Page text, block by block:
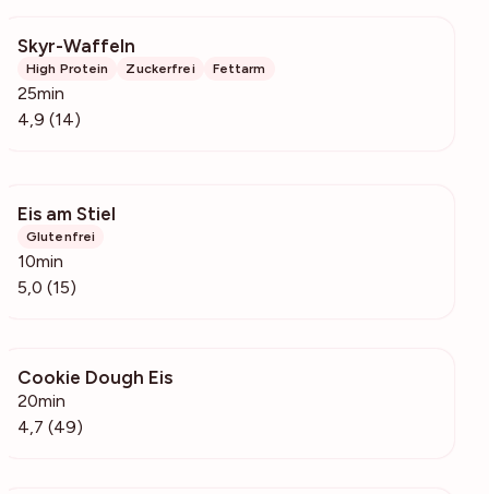
Skyr-Waffeln
High Protein Zuckerfrei Fettarm
25min
4,9 (14)
Eis am Stiel
Glutenfrei
10min
5,0 (15)
Cookie Dough Eis
20min
4,7 (49)